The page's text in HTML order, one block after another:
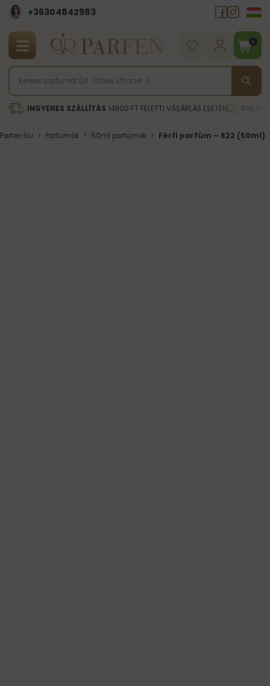
+36304842983
0
INGYENES SZÁLLÍTÁS 14900 FT FELETTI VÁSÁRLÁS ESETÉN
Parfen.hu > Parfümök > 50ml parfümök > Férfi parfüm – 622 (50ml)